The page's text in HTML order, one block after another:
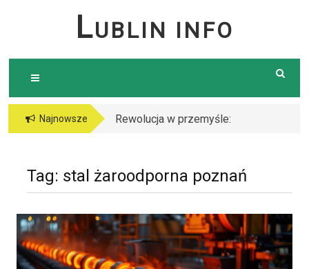
LUBLIN INFO
Najnowsze
Rewolucja w przemyśle:
Tag: stal żaroodporna poznań